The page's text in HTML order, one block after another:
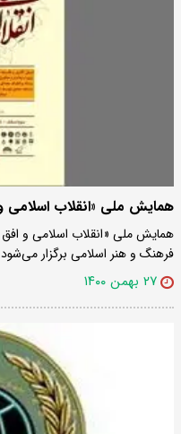
همایش ملی «انقلاب اسلامی
همایش ملی «انقلاب اسلامی و
فرهنگ و هنر اسلامی برگزار
۲۷ بهمن ۱۴۰۰